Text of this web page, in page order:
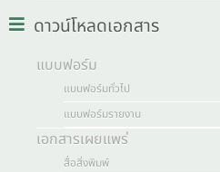
ดาวน์โหลดเอกสาร
แบบฟอร์ม
แบบฟอร์มทั่วไป
แบบฟอร์มรายงาน
เอกสารเผยแพร่
สื่อสิ่งพิมพ์